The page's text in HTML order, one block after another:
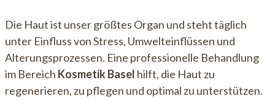
Die Haut ist unser größtes Organ und steht täglich
unter Einfluss von Stress, Umwelteinflüssen und
Alterungsprozessen. Eine professionelle Behandlung
im Bereich Kosmetik Basel hilft, die Haut zu
regenerieren, zu pflegen und optimal zu unterstützen.